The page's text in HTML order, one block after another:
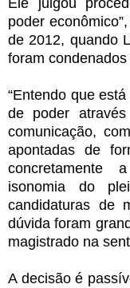
Ele julgou
poder
de 2012, quando
foram
“Entendo que
de poder
comunicação,
apontadas de
concretamente
isonomia do
candidaturas de
dúvida foram
magistrado na
A decisão é